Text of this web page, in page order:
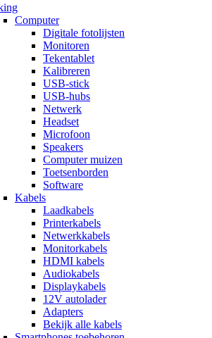
Computer
Digitale fotolijsten
Monitoren
Tekentablet
Kalibreren
USB-stick
USB-hubs
Netwerk
Headset
Microfoon
Speakers
Computer muizen
Toetsenborden
Software
Kabels
Laadkabels
Printerkabels
Netwerkkabels
Monitorkabels
HDMI kabels
Audiokabels
Displaykabels
12V autolader
Adapters
Bekijk alle kabels